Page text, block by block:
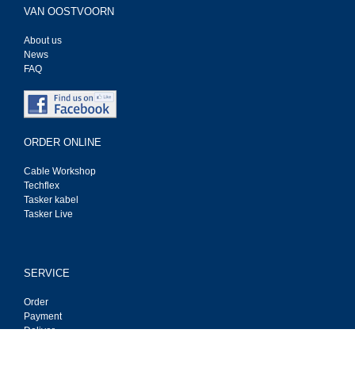
VAN OOSTVOORN
About us
News
FAQ
ORDER ONLINE
Cable Workshop
Techflex
Tasker kabel
Tasker Live
SERVICE
Order
Payment
Deliver